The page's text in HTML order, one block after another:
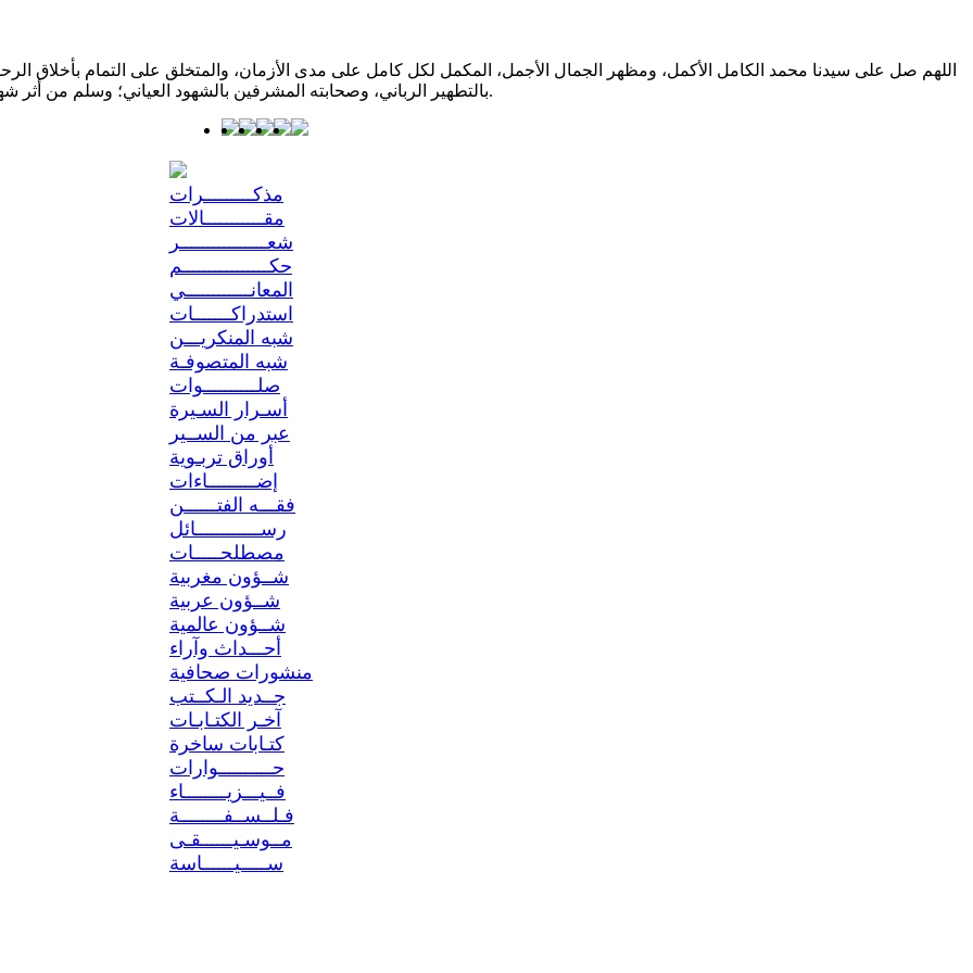
اللهم صل على سيدنا محمد الكامل الأكمل، ومظهر الجمال الأجمل، المكمل لكل كامل على مدى الأزمان، والمتخلق على التمام بأخلاق
بالتطهير الرباني، وصحابته المشرفين بالشهود العياني؛ وسلم من أثر شهود نفوسنا صلاتنا عليه تسليما. والحمد لله المنعم المفضل حمدا عميما.
مذكـــــــــرات
مقـــــــــــالات
شعــــــــــــــــر
حكــــــــــــــــم
المعانــــــــــــي
استدراكـــــــات
شبه المنكريـــن
شبه المتصوفـة
صلــــــــــوات
أسـرار السـيرة
عبر من الســير
أوراق تربـوية
إضـــــــــاءات
فقـــه الفتــــــن
رســــــــــــائل
مصطلحـــــات
شــؤون مغربية
شــؤون عربية
شــؤون عالمية
أحـــداث وآراء
منشورات صحافية
جــديد الـكــتب
آخـر الكتـابـات
كتـابات ساخرة
حــــــــــوارات
فــيـــزيــــــــاء
فـلــســفــــــــة
مــوسـيــــــقـى
ســـــيــــــاسة